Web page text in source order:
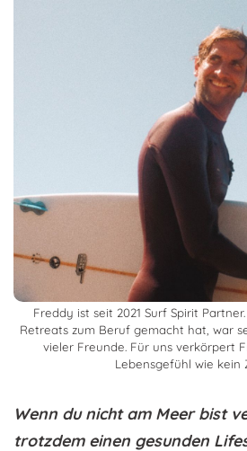
Freddy ist seit 2021 Surf Spirit
Retreats zum Beruf gemacht hat, war
vieler Freunde. Für uns verkörpert
Lebensgefühl wie kein
Wenn du nicht am Meer bist
trotzdem einen gesunden